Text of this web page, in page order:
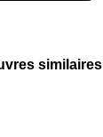
similaires